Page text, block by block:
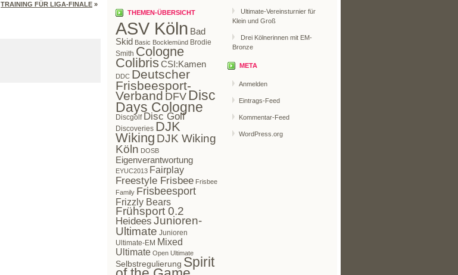
TRAINING FÜR LIGA-FINALE »
THEMEN-ÜBERSICHT
ASV Köln Bad
Skid Basic Bocklemünd Brodie
Smith Cologne
ColibrisCSI:Kamen
DDC Deutscher
Frisbeesport-
Verband DFV Disc
Days Cologne
Discgolf Disc Golf
Discoveries DJK
Wiking DJK Wiking
Köln DOSB
Eigenverantwortung
EYUC2013 Fairplay
Freestyle Frisbee Frisbee
Family Frisbeesport
Frizzly Bears
Frühsport 0.2
Heidees Junioren-
Ultimate Junioren
Ultimate-EM Mixed
Ultimate Open Ultimate
Selbstregulierung Spirit
Ultimate-Vereinsturnier für
Klein und Groß
Drei Kölnerinnen mit EM-
Bronze
META
Anmelden
Eintrags-Feed
Kommentar-Feed
WordPress.org